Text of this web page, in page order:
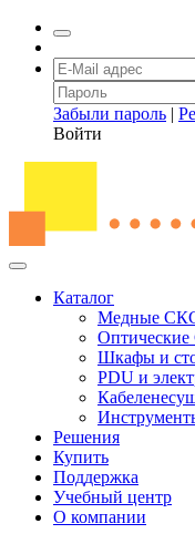
Забыли пароль |
Войти
Каталог
Медные
Шкафы и
PDU и
Решения
Купить
Поддержка
Учебный центр
О компании